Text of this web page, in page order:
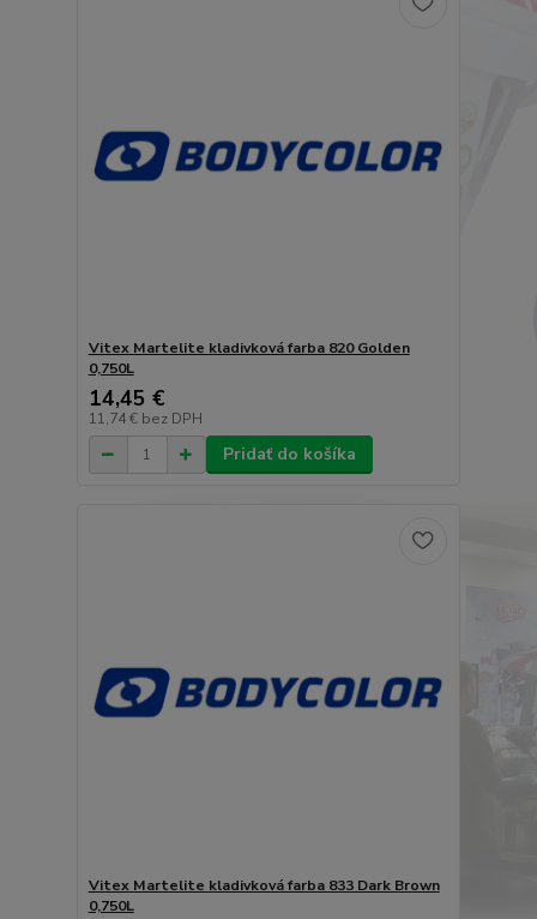
Vitex Martelite kladivková farba 820 Golden
0,750L
14,45 €
11,74 € bez DPH
Pridať do košíka
Vitex Martelite kladivková farba 833 Dark Brown
0,750L